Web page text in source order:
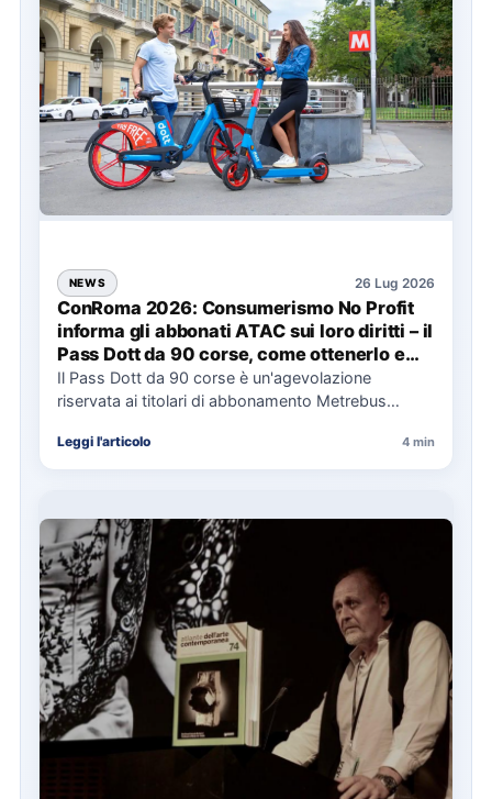
NEWS 26 Lug 2026
ConRoma 2026: Consumerismo No Profit
informa gli abbonati ATAC sui loro diritti – il
Pass Dott da 90 corse, come ottenerlo e
cosa spetta in caso di disservizi
Il Pass Dott da 90 corse è un'agevolazione
riservata ai titolari di abbonamento Metrebus
Leggi l'articolo 4 min